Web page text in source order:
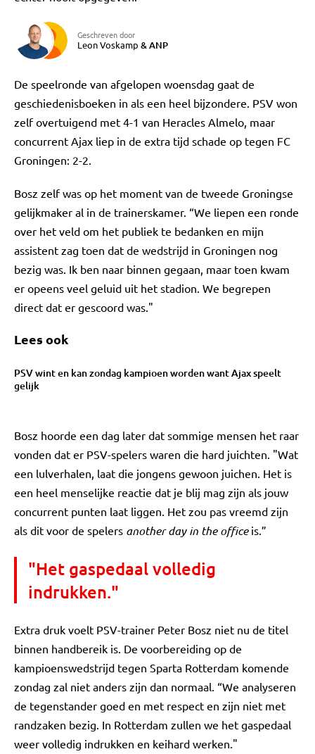
Geschreven door
Leon Voskamp &ANP
De speelronde van afgelopen woensdag gaat de
geschiedenisboeken in als een heel bijzondere. PSV won
zelf overtuigend met 4-1 van Heracles Almelo, maar
concurrent Ajax liep in de extra tijd schade op tegen FC
Groningen: 2-2.
Bosz zelf was op het moment van de tweede Groningse
gelijkmaker al in de trainerskamer. “We liepen een ronde
over het veld om het publiek te bedanken en mijn
assistent zag toen dat de wedstrijd in Groningen nog
bezig was. Ik ben naar binnen gegaan, maar toen kwam
er opeens veel geluid uit het stadion. We begrepen
direct dat er gescoord was."
Lees ook
PSV wint en kan zondag kampioen worden want Ajax speelt
gelijk
Bosz hoorde een dag later dat sommige mensen het raar
vonden dat er PSV-spelers waren die hard juichten. "Wat
een lulverhalen, laat die jongens gewoon juichen. Het is
een heel menselijke reactie dat je blij mag zijn als jouw
concurrent punten laat liggen. Het zou pas vreemd zijn
als dit voor de spelers another day in the officeis.”
"Het gaspedaal volledig
indrukken."
Extra druk voelt PSV-trainer Peter Bosz niet nu de titel
binnen handbereik is. De voorbereiding op de
kampioenswedstrijd tegen Sparta Rotterdam komende
zondag zal niet anders zijn dan normaal. “We analyseren
de tegenstander goed en met respect en zijn niet met
randzaken bezig. In Rotterdam zullen we het gaspedaal
weer volledig indrukken en keihard werken."